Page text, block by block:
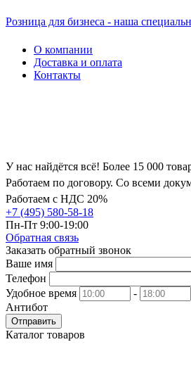
Розница для бизнеса - наша
О компании
Доставка и оплата
Контакты
У нас найдётся всё! Более 15 000
Работаем по договору. Со всеми
Работаем с НДС 20%
+7 (495) 580-58-18
Пн-Пт 9:00-19:00
Обратная связь
Заказать обратный звонок
Ваше имя
Телефон
Удобное время
-
Антибот
Отправить
Каталог товаров